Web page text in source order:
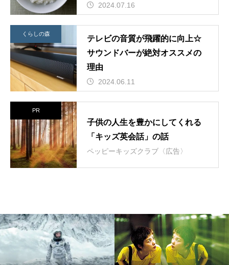
2024.07.16
くらしの森
テレビの音質が飛躍的に向上☆
サウンドバーが絶対オススメの
理由
2024.06.11
PR
子供の人生を豊かにしてくれる
「キッズ英会話」の話
ペッピーキッズクラブ〈広告〉